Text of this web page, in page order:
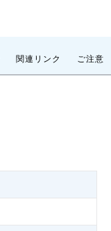
関連リンク ご注意